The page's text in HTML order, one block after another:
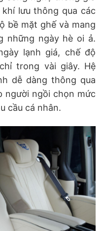
lưu thông qua các
bề mặt ghế và mang
những ngày hè oi ả.
lạnh giá, chế độ
trong vài giây. Hệ
dễ dàng thông qua
người ngồi chọn mức
cầu cá nhân.